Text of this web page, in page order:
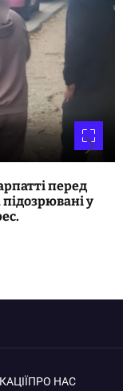
перед
у
ПРО НАС